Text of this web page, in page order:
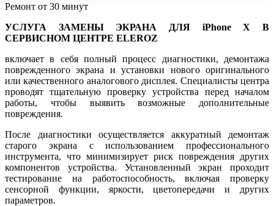
Ремонт от 30 минут
УСЛУГА ЗАМЕНЫ ЭКРАНА ДЛЯ iPhone X В
СЕРВИСНОМ ЦЕНТРЕ ELEROZ
включает в себя полный процесс диагностики, демонтажа
поврежденного экрана и установки нового оригинального
или качественного аналогового дисплея. Специалисты центра
проводят тщательную проверку устройства перед началом
работы, чтобы выявить возможные дополнительные
повреждения.
После диагностики осуществляется аккуратный демонтаж
старого экрана с использованием профессионального
инструмента, что минимизирует риск повреждения других
компонентов устройства. Установленный экран проходит
тестирование на работоспособность, включая проверку
сенсорной функции, яркости, цветопередачи и других
параметров.